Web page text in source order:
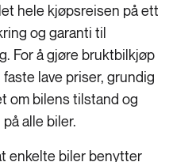
hele kjøpsreisen på ett
og garanti til
For å gjøre bruktbilkjøp
lave priser, grundig
om bilens tilstand og
alle biler.
enkelte biler benytter